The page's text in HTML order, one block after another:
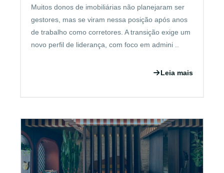
Muitos donos de imobiliárias não planejaram ser
gestores, mas se viram nessa posição após anos
de trabalho como corretores. A transição exige um
novo perfil de liderança, com foco em admini ..
Leia mais